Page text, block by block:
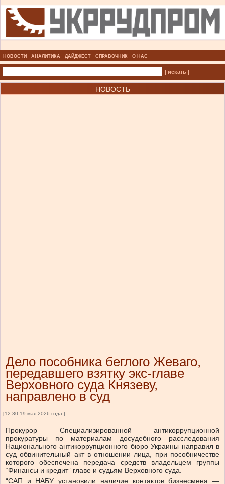
НОВОСТИ АНАЛИТИКА ДАЙДЖЕСТ СПРАВОЧНИК О НАС
| искать |
НОВОСТЬ
Дело пособника беглого Жеваго,
передавшего взятку экс-главе
Верховного суда Князеву,
направлено в суд
[12:30 19 мая 2026 года ]
Прокурор Специализированной антикоррупционной
прокуратуры по материалам досудебного расследования
Национального антикоррупционного бюро Украины направил в
суд обвинительный акт в отношении лица, при пособничестве
которого обеспечена передача средств владельцем группы
“Финансы и кредит” главе и судьям Верховного суда.
“САП и НАБУ установили наличие контактов бизнесмена —